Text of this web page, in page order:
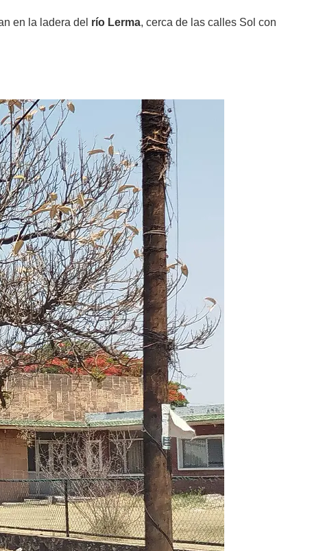
en la ladera del río Lerma, cerca de las calles Sol con